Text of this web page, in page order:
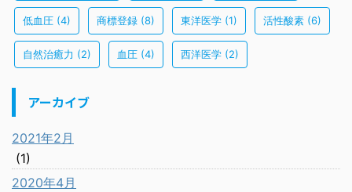
低血圧 (4) 商標登録 (8) 東洋医学 (1) 活性酸素 (6)
自然治癒力 (2) 血圧 (4) 西洋医学 (2)
アーカイブ
2021年2月
(1)
2020年4月